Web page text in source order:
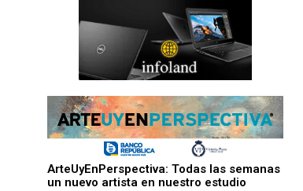
ArteUyEnPerspectiva: Todas las semanas
un nuevo artista en nuestro estudio